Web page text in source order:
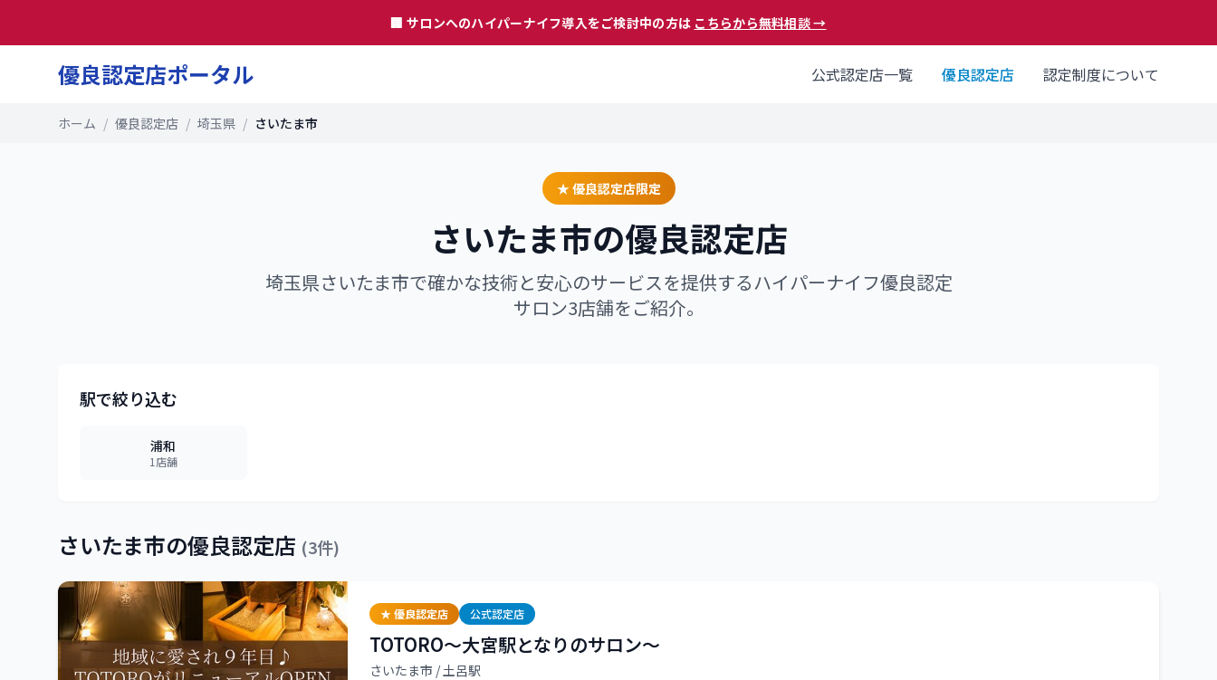
🏢 サロンへのハイパーナイフ導入をご検討中の方は こちらから無料相談 →
優良認定店ポータル 公式認定店一覧 優良認定店 認定制度について
ホーム / 優良認定店 / 埼玉県 / さいたま市
★ 優良認定店限定
さいたま市の優良認定店
埼玉県さいたま市で確かな技術と安心のサービスを提供するハイパーナイフ優良認定
サロン3店舗をご紹介。
駅で絞り込む
浦和
1 店舗
さいたま市の優良認定店 (3件)
★ 優良認定店 公式認定店
TOTORO〜大宮駅となりのサロン〜
さいたま市 / 土呂駅